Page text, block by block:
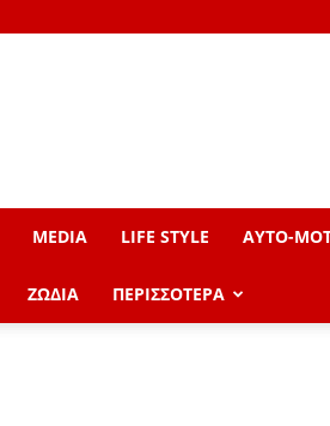
MEDIA LIFE STYLE AYTO-
ΖΩΔΙΑ ΠΕΡΙΣΣΟΤΕΡΑ